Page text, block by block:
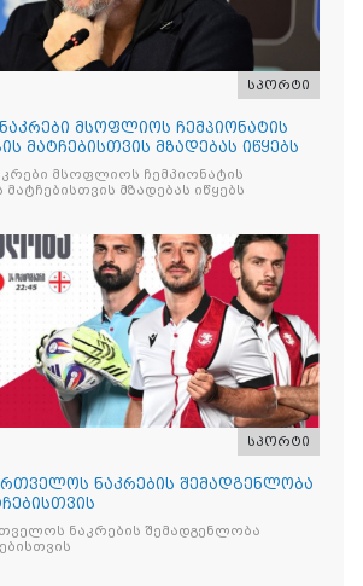
სპორტი
მსოფლიოს ჩემპიონატის
მატჩებისთვის მზადებას იწყებს
მსოფლიოს ჩემპიონატის
მატჩებისთვის მზადებას იწყებს
სპორტი
ნაკრების შემადგენლობა
ნაკრების შემადგენლობა